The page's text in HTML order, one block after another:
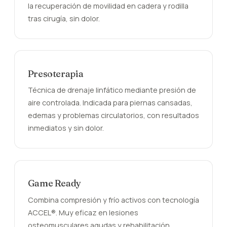
la recuperación de movilidad en cadera y rodilla
tras cirugía, sin dolor.
Presoterapia
Técnica de drenaje linfático mediante presión de
aire controlada. Indicada para piernas cansadas,
edemas y problemas circulatorios, con resultados
inmediatos y sin dolor.
Game Ready
Combina compresión y frío activos con tecnología
ACCEL®. Muy eficaz en lesiones
osteomusculares agudas y rehabilitación